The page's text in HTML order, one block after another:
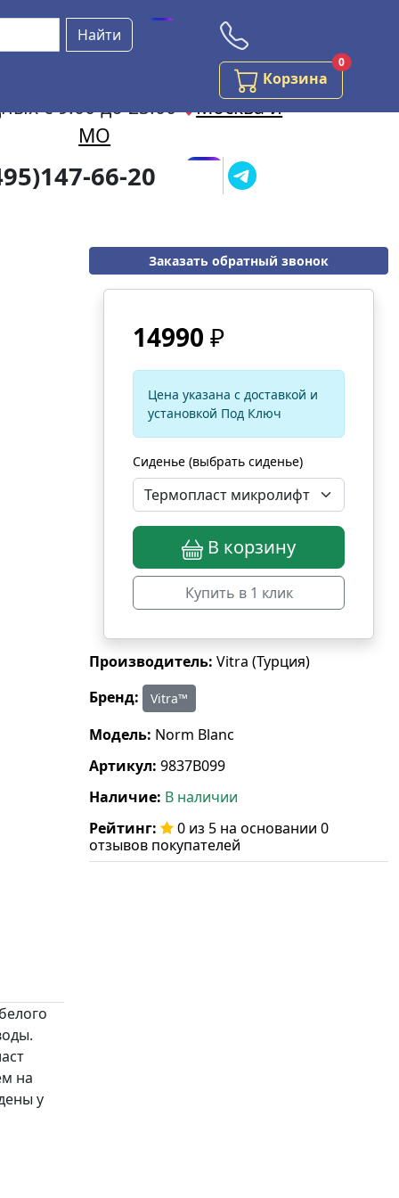
Найти
Корзина
0Заказов в
с 9:00 до 23:00 Москва и
МО
66-20
Заказать обратный звонок
14990 ₽
Цена указана с доставкой и
установкой Под Ключ
Сиденье (выбрать сиденье)
В корзину
Купить в 1 клик
Производитель: Vitra (Турция)
Бренд:
Vitra™
Модель: Norm Blanc
Артикул: 9837B099
Наличие: В наличии
Рейтинг:
0 из 5 на основании 0
отзывов покупателей
на
у